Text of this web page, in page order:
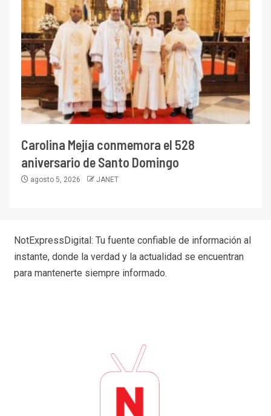
Carolina Mejía conmemora el 528
aniversario de Santo Domingo
agosto 5, 2026 JANET
NotExpressDigital: Tu fuente confiable de información al
instante, donde la verdad y la actualidad se encuentran
para mantenerte siempre informado.